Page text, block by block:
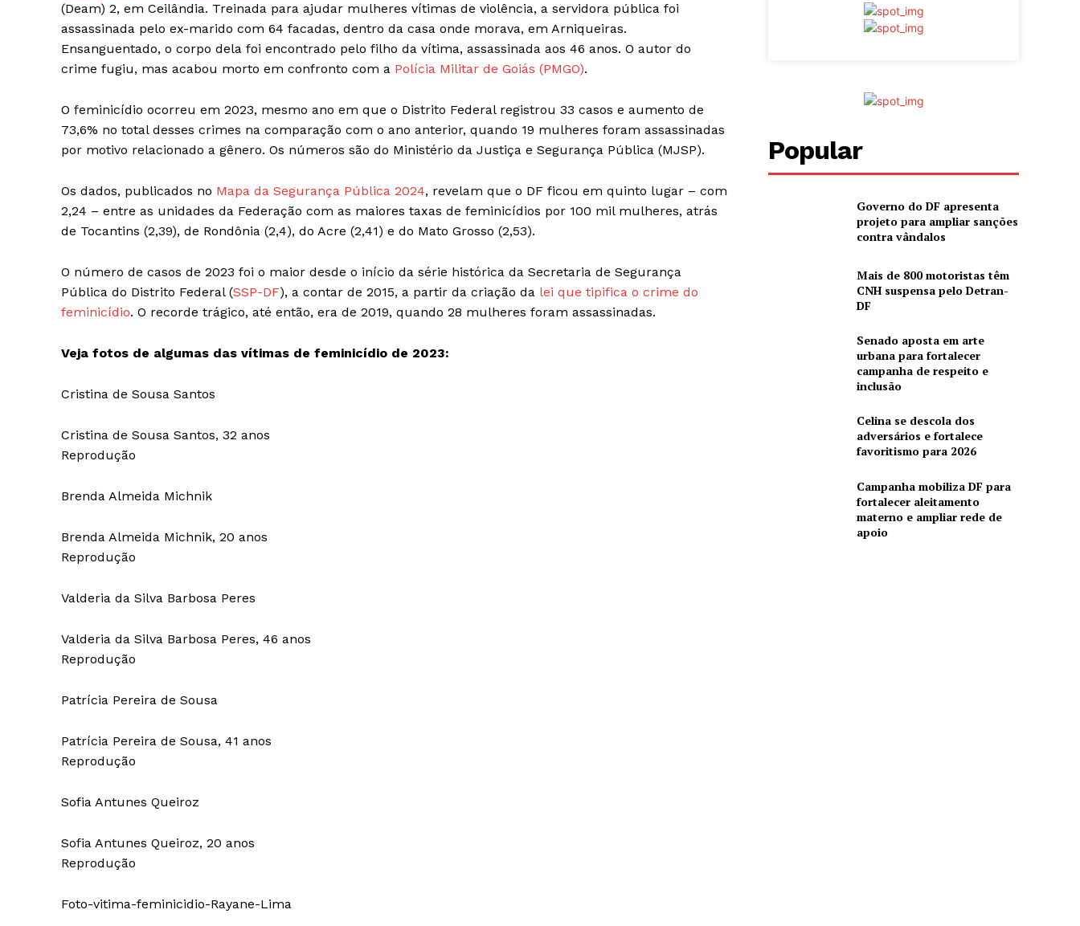
(Deam) 2, em Ceilândia. Treinada para ajudar mulheres vítimas de violência, a servidora pública foi
assassinada pelo ex-marido com 64 facadas, dentro da casa onde morava, em Arniqueiras.
Ensanguentado, o corpo dela foi encontrado pelo filho da vítima, assassinada aos 46 anos. O autor do
crime fugiu, mas acabou morto em confronto com a Polícia Militar de Goiás (PMGO).
O feminicídio ocorreu em 2023, mesmo ano em que o Distrito Federal registrou 33 casos e aumento de
73,6% no total desses crimes na comparação com o ano anterior, quando 19 mulheres foram assassinadas
por motivo relacionado a gênero. Os números são do Ministério da Justiça e Segurança Pública (MJSP).
Os dados, publicados no Mapa da Segurança Pública 2024, revelam que o DF ficou em quinto lugar – com
2,24 – entre as unidades da Federação com as maiores taxas de feminicídios por 100 mil mulheres, atrás
de Tocantins (2,39), de Rondônia (2,4), do Acre (2,41) e do Mato Grosso (2,53).
O número de casos de 2023 foi o maior desde o início da série histórica da Secretaria de Segurança
Pública do Distrito Federal (SSP-DF), a contar de 2015, a partir da criação da lei que tipifica o crime do
feminicídio. O recorde trágico, até então, era de 2019, quando 28 mulheres foram assassinadas.
Veja fotos de algumas das vítimas de feminicídio de 2023:
Cristina de Sousa Santos
Cristina de Sousa Santos, 32 anos
Reprodução
Brenda Almeida Michnik
Brenda Almeida Michnik, 20 anos
Reprodução
Valderia da Silva Barbosa Peres
Valderia da Silva Barbosa Peres, 46 anos
Reprodução
Patrícia Pereira de Sousa
Patrícia Pereira de Sousa, 41 anos
Reprodução
Sofia Antunes Queiroz
Sofia Antunes Queiroz, 20 anos
Reprodução
Foto-vitima-feminicidio-Rayane-Lima
Popular
Governo do DF apresenta
projeto para ampliar sanções
contra vândalos
Mais de 800 motoristas têm
CNH suspensa pelo Detran-
DF
Senado aposta em arte
urbana para fortalecer
campanha de respeito e
inclusão
Celina se descola dos
adversários e fortalece
favoritismo para 2026
Campanha mobiliza DF para
fortalecer aleitamento
materno e ampliar rede de
apoio